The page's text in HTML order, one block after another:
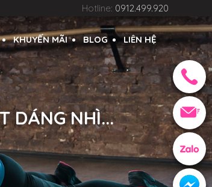
Hotline: 0912.499.920
KHUYẾN MÃI BLOG LIÊN HỆ
DÁNG NHÌ...